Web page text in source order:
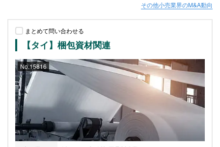
その他小売業界のM&A動向
まとめて問い合わせる
【タイ】梱包資材関連
No.15816